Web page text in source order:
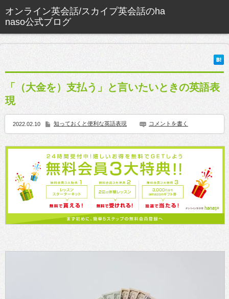
「（大金を）支払う」と言いたいときの英語表
現
2022.02.10 知っておくと便利な英語表現 コメントを書く